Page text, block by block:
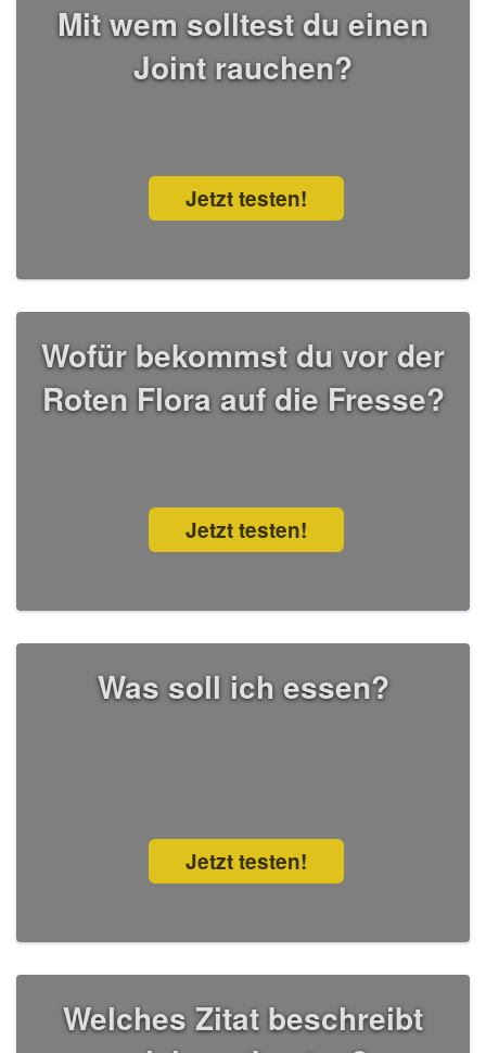
Mit wem solltest du einen
Joint rauchen?
Jetzt testen!
Wofür bekommst du vor der
Roten Flora auf die Fresse?
Jetzt testen!
Was soll ich essen?
Jetzt testen!
Welches Zitat beschreibt